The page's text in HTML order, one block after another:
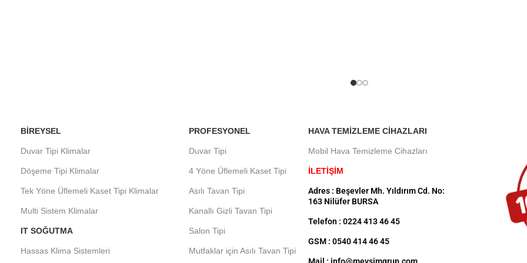
BIREYSEL
Duvar Tipi Klimalar
Döşeme Tipi Klimalar
Tek Yöne Üflemeli Kaset Tipi Klimalar
Multi Sistem Klimalar
IT SOĞUTMA
Hassas Klima Sistemleri
PROFESYONEL
Duvar Tipi
4 Yöne Üflemeli Kaset Tipi
Asılı Tavan Tipi
Kanallı Gizli Tavan Tipi
Salon Tipi
Mutfaklar için Asılı Tavan Tipi
HAVA TEMIZLEME CIHAZLARI
Mobil Hava Temizleme Cihazları
İLETİŞİM
Adres : Beşevler Mh. Yıldırım Cd. No:
163 Nilüfer BURSA
Telefon : 0224 413 46 45
GSM : 0540 414 46 45